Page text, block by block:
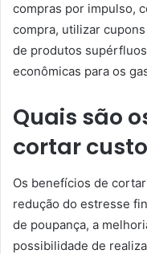
compras por impulso,
compra, utilizar
de produtos
econômicas para os
Quais são
cortar
Os benefícios de
redução do estresse
de poupança, a
possibilidade de